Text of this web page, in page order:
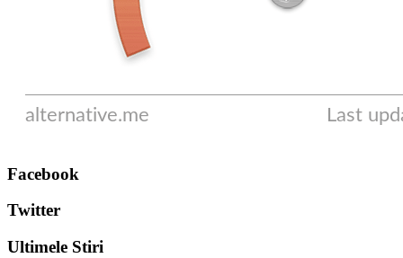
Facebook
Twitter
Ultimele Stiri